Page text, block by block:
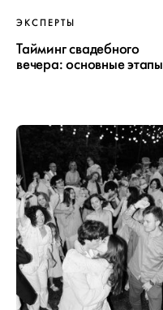
ЭКСПЕРТЫ
Тайминг свадебного
вечера: основные этапы